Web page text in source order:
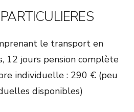
le transport en
12 jours pension complète
individuelle : 290 € (peu
disponibles)